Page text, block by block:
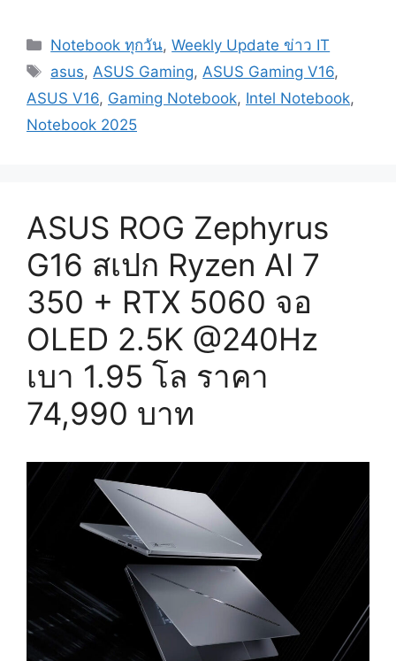
Categories
Notebook ทุกวัน,Weekly Update ข่าว IT
Tags
asus, ASUS Gaming, ASUS Gaming V16,
ASUS V16, Gaming Notebook, Intel Notebook,
Notebook 2025
ASUS ROG Zephyrus
G16 สเปก Ryzen AI 7
350 + RTX 5060 จอ
OLED 2.5K @240Hz
เบา 1.95 โล ราคา
74,990 บาท